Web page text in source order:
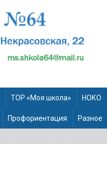
ТОР «Моя школа» НОКО
Профориентация Разное